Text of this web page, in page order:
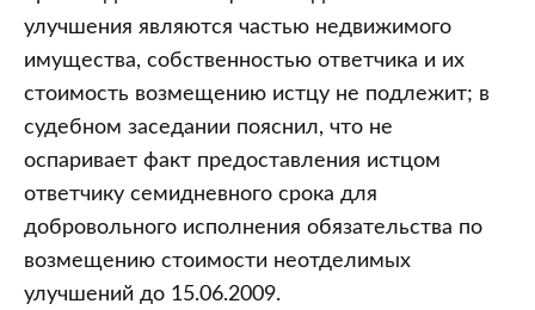
улучшения являются частью недвижимого
имущества, собственностью ответчика и их
стоимость возмещению истцу не подлежит; в
судебном заседании пояснил, что не
оспаривает факт предоставления истцом
ответчику семидневного срока для
добровольного исполнения обязательства по
возмещению стоимости неотделимых
улучшений до 15.06.2009.